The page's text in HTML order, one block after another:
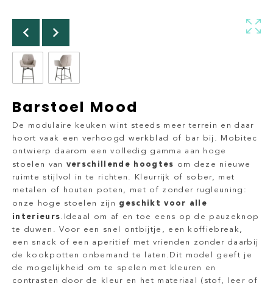
Barstoel Mood
De modulaire keuken wint steeds meer terrein en daar
hoort vaak een verhoogd werkblad of bar bij. Mobitec
ontwierp daarom een volledig gamma aan hoge
stoelen van verschillende hoogtes
om deze nieuwe
ruimte stijlvol in te richten. Kleurrijk of sober, met
metalen of houten poten, met of zonder rugleuning:
onze hoge stoelen zijn geschikt voor alle
interieurs.Ideaal om af en toe eens op de pauzeknop
te duwen. Voor een snel ontbijtje, een koffiebreak,
een snack of een aperitief met vrienden zonder daarbij
de kookpotten onbemand te laten.Dit model geeft je
de mogelijkheid om te spelen met kleuren en
contrasten door de kleur en het materiaal (stof, leer of